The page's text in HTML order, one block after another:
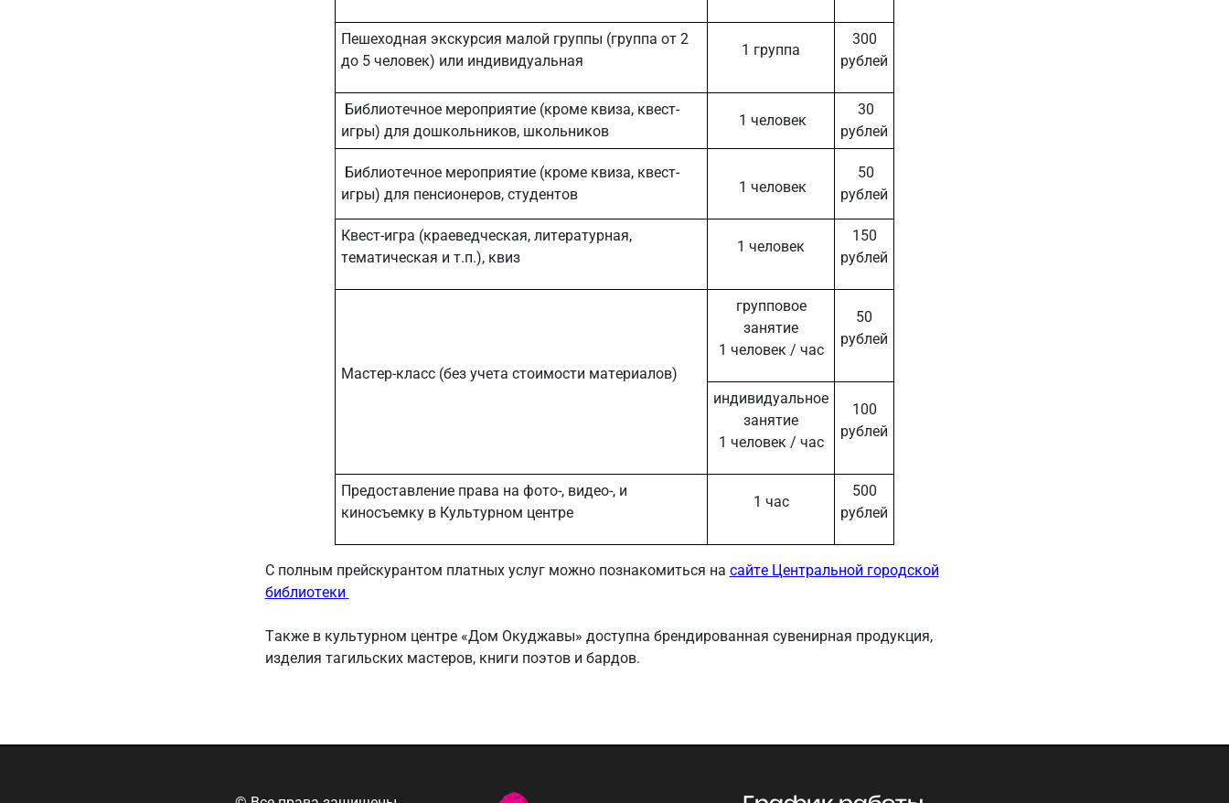
Пешеходная экскурсия малой группы (группа от 2
до 5 человек) или индивидуальная
1 группа
300
рублей
Библиотечное мероприятие (кроме квиза, квест-
игры) для дошкольников, школьников
1 человек
30
рублей
Библиотечное мероприятие (кроме квиза, квест-
игры) для пенсионеров, студентов
1 человек
50
рублей
Квест-игра (краеведческая, литературная,
тематическая и т.п.), квиз
1 человек
150
рублей
Мастер-класс (без учета стоимости материалов)
групповое
занятие
1 человек / час
50
рублей
индивидуальное
занятие
1 человек / час
100
рублей
Предоставление права на фото-, видео-, и
киносъемку в Культурном центре
1 час
500
рублей
С полным прейскурантом платных услуг можно познакомиться на сайте Центральной городской
библиотеки
Также в культурном центре «Дом Окуджавы» доступна брендированная сувенирная продукция,
изделия тагильских мастеров, книги поэтов и бардов.